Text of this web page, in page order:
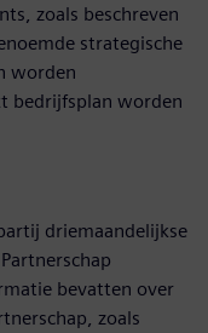
zoals beschreven
strategische
worden
bedrijfsplan worden
driemaandelijkse
bevatten over
zoals